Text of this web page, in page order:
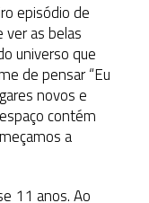
episódio de
as belas
universo que
de pensar “Eu
novos e
contém
a
11 anos. Ao